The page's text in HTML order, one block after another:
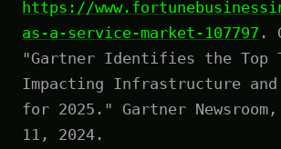
https://
as-a-service-market-107797 .
"Gartner Identifies the Top
Impacting Infrastructure and
for 2025." Gartner Newsroom,
11, 2024.